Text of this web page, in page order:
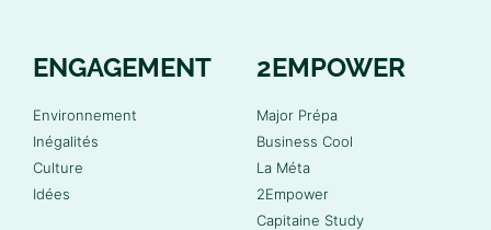
ENGAGEMENT
Environnement
Inégalités
Culture
Idées
2EMPOWER
Major Prépa
Business Cool
La Méta
2Empower
Capitaine Study